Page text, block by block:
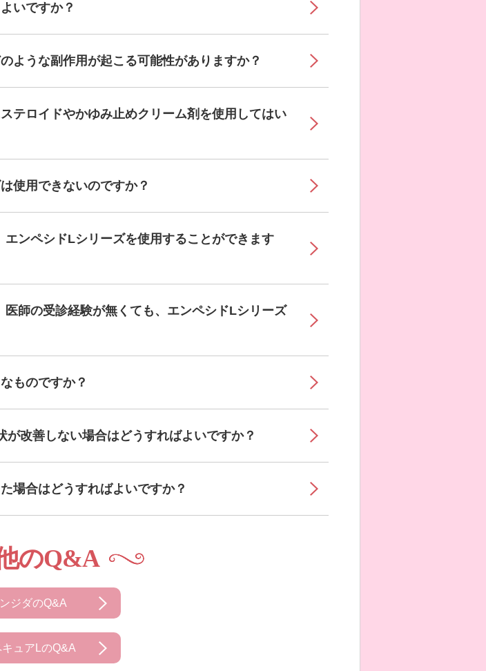
いですか？
ような副作用が起こる可能性がありますか？
テロイドやかゆみ止めクリーム剤を使用してはい
使用できないのですか？
ンペシドLシリーズを使用することができます
師の受診経験が無くても、エンペシドLシリーズ
ものですか？
改善しない場合はどうすればよいですか？
場合はどうすればよいですか？
のQ&A
ジダのQ&A
ュアLのQ&A